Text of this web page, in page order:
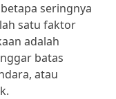
seringnya
satu faktor
adalah
batas
atau